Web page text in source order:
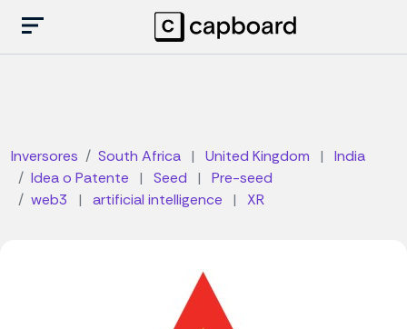
Inversores South Africa | United Kingdom |
India
Idea o Patente
| Seed |
Pre-seed
web3
| artificial intelligence | XR